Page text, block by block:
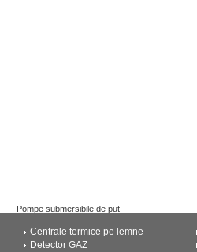
Pompe submersibile de put
Centrale termice pe lemne
Detector GAZ